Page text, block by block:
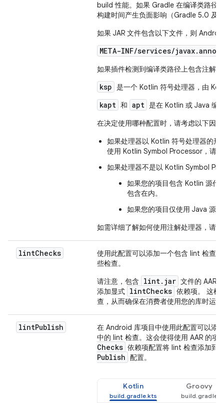
build 性能。如果 Gradle 在编译类路径
构建时间产生负面影响（Gradle 5.0 及
如果 JAR 文件包含以下文件，则
META-INF/services/
如果插件检测到编译类路径上包含注解
ksp 是一个 Kotlin 符号处理器，由
kapt 和 apt 是在 Kotlin 或 Java 编
在决定使用哪种配置时，请考虑以下因
如果处理器以 Kotlin 符号处理器的
使用 Kotlin Symbol Processor，请
如果处理器不是以 Kotlin Symbol
如果您的项目包含 Kotlin 源代
包含在内。
如果您的项目仅使用 Java 源
如需详细了解如何使用注解处理器，请
lintChecks
使用此配置可以添加一个包含 lint 检查
些检查。
请注意，包含
lint.jar 文件的 AAR
添加显式 lintChecks 依赖项。 这样
查，从而确保在消费者使用您的库时运
lintPublish
在 Android 库项目中使用此配置可以添
中的 lint 检查。这会使得使用 AAR 的
Checks 依赖项配置将 lint 检查添加到
Publish 配置。
Kotlin Groovy